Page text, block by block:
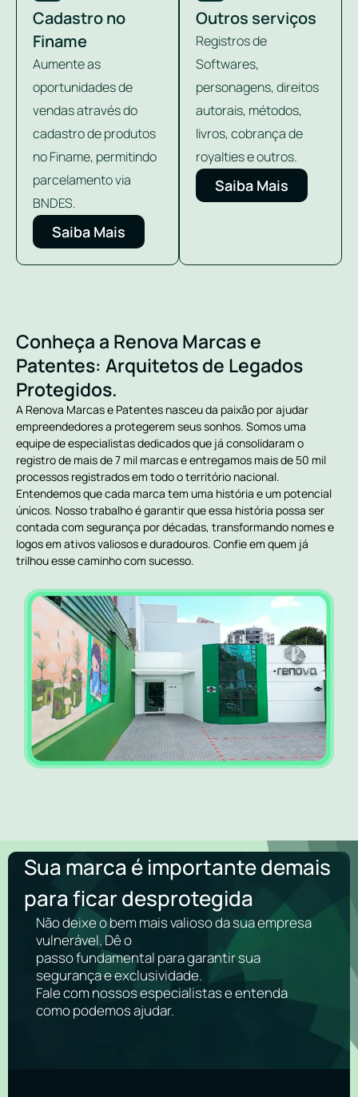
Cadastro no
Finame
Aumente as
oportunidades de
vendas através do
cadastro de produtos
no Finame, permitindo
parcelamento via
BNDES.
Saiba Mais
Outros serviços
Registros de
Softwares,
personagens, direitos
autorais, métodos,
livros, cobrança de
royalties e outros.
Saiba Mais
Conheça a Renova Marcas e
Patentes: Arquitetos de Legados
Protegidos.
A Renova Marcas e Patentes nasceu da paixão por ajudar
empreendedores a protegerem seus sonhos. Somos uma
equipe de especialistas dedicados que já consolidaram o
registro de mais de 7 mil marcas e entregamos mais de 50 mil
processos registrados em todo o território nacional.
Entendemos que cada marca tem uma história e um potencial
únicos. Nosso trabalho é garantir que essa história possa ser
contada com segurança por décadas, transformando nomes e
logos em ativos valiosos e duradouros. Confie em quem já
trilhou esse caminho com sucesso.
Sua marca é importante demais
para ficar desprotegida
Não deixe o bem mais valioso da sua empresa
vulnerável. Dê o
passo fundamental para garantir sua
segurança e exclusividade.
Fale com nossos especialistas e entenda
como podemos ajudar.